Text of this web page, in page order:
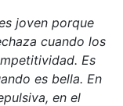
joven porque
cuando los
Es
es bella. En
en el